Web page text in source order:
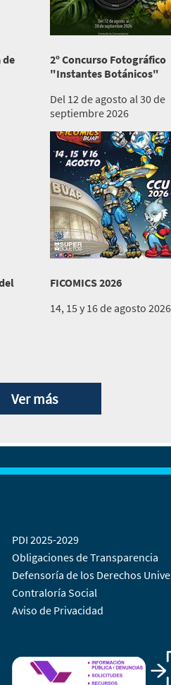
de
2º Concurso Fotográfico
"Instantes Botánicos"
Del 12 de agosto al 30 de
septiembre 2026
FICOMICS 2026
14, 15 y 16 de agosto 2026
Ver más
PDI 2025-2029
Obligaciones de Transparencia
Defensoría de los Derechos
Contraloría Social
Aviso de Privacidad